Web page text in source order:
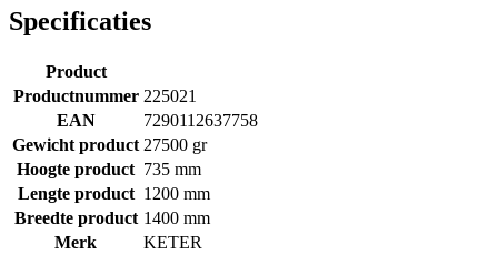
Specificaties
Product
Productnummer 225021
EAN
7290112637758
Gewicht product 27500 gr
Hoogte product 735 mm
Lengte product 1200 mm
Breedte product 1400 mm
Merk
KETER